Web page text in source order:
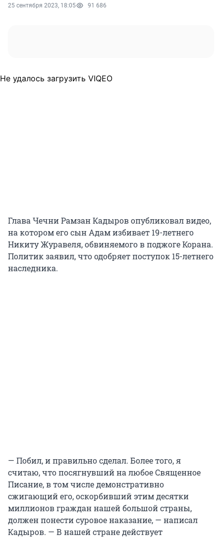
25 сентября 2023, 18:05 91 686
Не удалось загрузить VIQEO
Глава Чечни Рамзан Кадыров опубликовал видео,
на котором его сын Адам избивает 19-летнего
Никиту Журавеля, обвиняемого в поджоге Корана.
Политик заявил, что одобряет поступок 15-летнего
наследника.
— Побил, и правильно сделал. Более того, я
считаю, что посягнувший на любое Священное
Писание, в том числе демонстративно
сжигающий его, оскорбивший этим десятки
миллионов граждан нашей большой страны,
должен понести суровое наказание, — написал
Кадыров. — В нашей стране действует